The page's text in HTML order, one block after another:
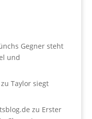
Gegner steht
und
zu Taylor siegt
zu Erster